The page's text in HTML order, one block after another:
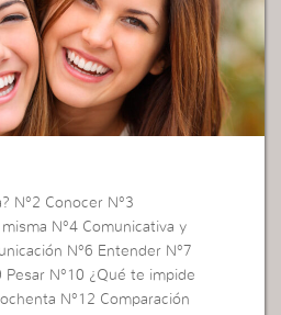
N°2 Conocer N°3
N°4 Comunicativa y
N°6 Entender N°7
Pesar N°10 ¿Qué te impide
N°12 Comparación